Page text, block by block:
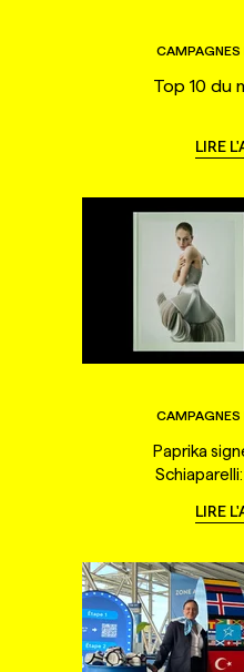
CAMPAGNES
Top 10 du
LIRE
CAMPAGNES
Paprika
LIRE